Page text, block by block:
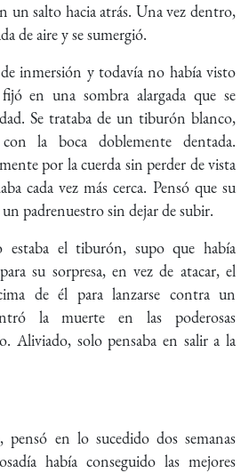
un salto hacia atrás. Una vez dentro,
de aire y se sumergió.
inmersión y todavía no había visto
en una sombra alargada que se
Se trataba de un tiburón blanco,
la boca doblemente dentada.
por la cuerda sin perder de vista
cada vez más cerca. Pensó que su
un padrenuestro sin dejar de subir.
estaba el tiburón, supo que había
su sorpresa, en vez de atacar, el
de él para lanzarse contra un
la muerte en las poderosas
Aliviado, solo pensaba en salir a la
pensó en lo sucedido dos semanas
había conseguido las mejores